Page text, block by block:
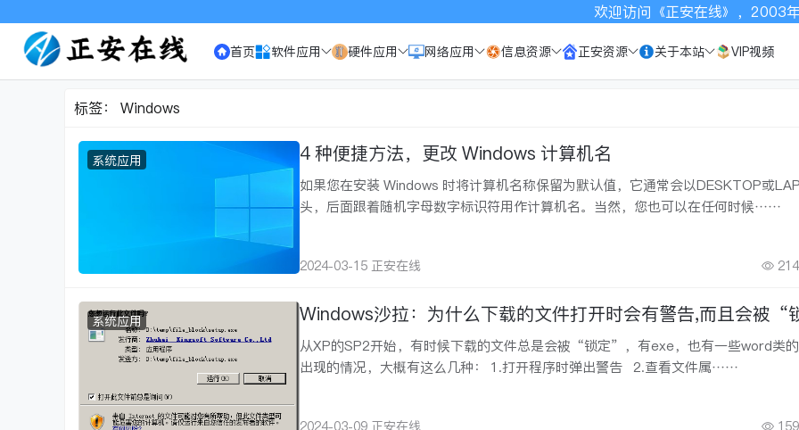
欢迎访问《正安在线》，2003年以来
首页 软件应用 硬件应用 网络应用 信息资源 正安资源 关于本站 VIP视频
标签： Windows
系统应用 4 种便捷方法，更改 Windows 计算机名
如果您在安装 Windows 时将计算机名称保留为默认值，它通常会以DESKTOP或
头，后面跟着随机字母数字标识符用作计算机名。当然，您也可以在任何时候……
2024-03-15 正安在线 214
系统应用 Windows沙拉：为什么下载的文件打开时会有警告,而且会被
从XP的SP2开始，有时候下载的文件总是会被“锁定”，有exe，也有一些word类
出现的情况，大概有这么几种： 1.打开程序时弹出警告 2.查看文件属……
2024-03-09 正安在线 159